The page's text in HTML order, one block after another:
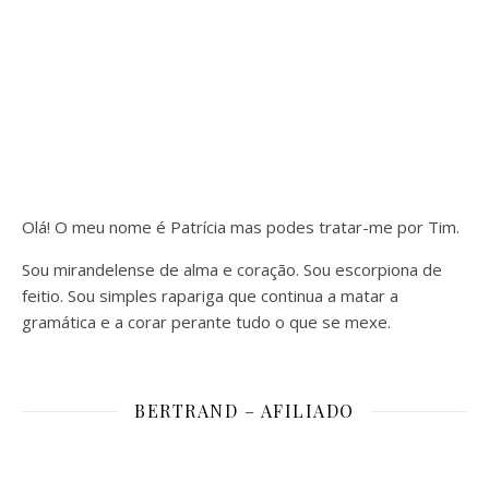
Olá! O meu nome é Patrícia mas podes tratar-me por Tim.
Sou mirandelense de alma e coração. Sou escorpiona de
feitio. Sou simples rapariga que continua a matar a
gramática e a corar perante tudo o que se mexe.
BERTRAND – AFILIADO